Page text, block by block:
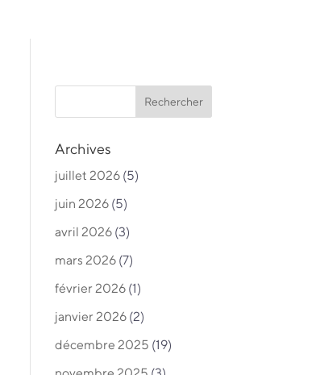
Archives
juillet 2026 (5)
juin 2026 (5)
avril 2026 (3)
mars 2026 (7)
février 2026 (1)
janvier 2026 (2)
décembre 2025 (19)